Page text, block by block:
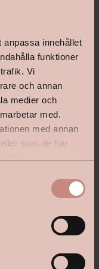
anpassa innehållet
funktioner
Vi
och annan
medier och
med.
med annan
som de har
Lycke Snickeri- &